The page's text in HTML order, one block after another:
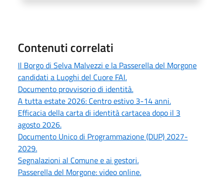
Contenuti correlati
Il Borgo di Selva Malvezzi e la Passerella del Morgone
candidati a Luoghi del Cuore FAI.
Documento provvisorio di identità.
A tutta estate 2026: Centro estivo 3-14 anni.
Efficacia della carta di identità cartacea dopo il 3
agosto 2026.
Documento Unico di Programmazione (DUP) 2027-
2029.
Segnalazioni al Comune e ai gestori.
Passerella del Morgone: video online.